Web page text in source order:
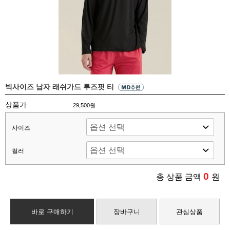
빅사이즈 남자 래쉬가드 루즈핏 티
상품가 29,500원
사이즈
컬러
총 상품 금액 0 원
바로 구매하기 장바구니 관심상품